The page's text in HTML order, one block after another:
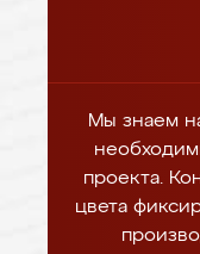
Мы знаем
проекта.
цвета